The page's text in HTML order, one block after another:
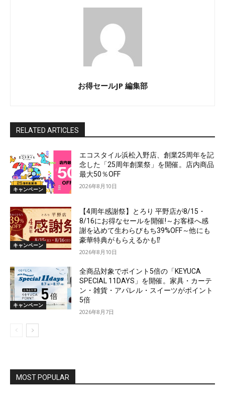
お得セールJP 編集部
RELATED ARTICLES
キャンペーン
エコスタイル浜松入野店、創業25周年を記
念した「25周年創業祭」を開催。店内商品
最大50％OFF
2026年8月10日
キャンペーン
【4周年感謝祭】とろり 平野店が8/15・
8/16にお得なセールを開催!～お客様へ感
謝を込めて生わらびもち39%OFF～他にも
豪華特典がもらえるかも⁉
2026年8月10日
キャンペーン
全商品対象でポイント5倍の「KEYUCA
SPECIAL 11DAYS」を開催。家具・カーテ
ン・雑貨・アパレル・スイーツがポイント
5倍
2026年8月7日
MOST POPULAR